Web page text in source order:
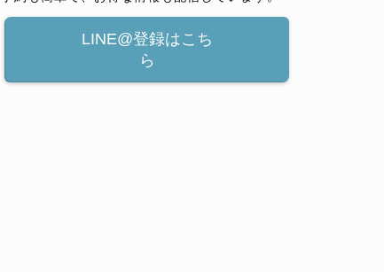
LINE@登録はこち
ら